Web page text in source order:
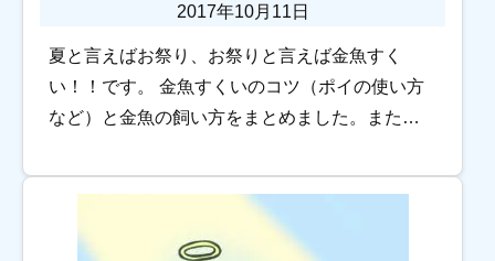
2017年10月11日
夏と言えばお祭り、お祭りと言えば金魚すく
い！！です。 金魚すくいのコツ（ポイの使い方
など）と金魚の飼い方をまとめました。また、
が、実は金魚の種類や年齢に要因があります。